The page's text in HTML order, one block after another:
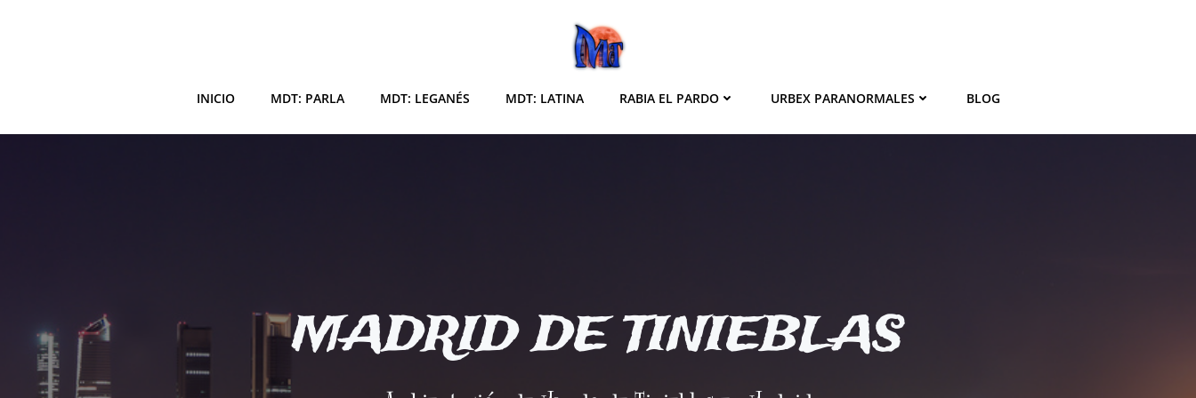
INICIO MDT: PARLA MDT: LEGANÉS MDT: LATINA RABIA EL PARDO URBEX PARANORMALES BLOG
MADRID DE TINIEBLAS